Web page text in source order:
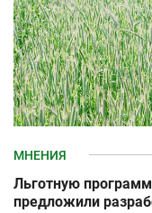
МНЕНИЯ
Льготную
предложили